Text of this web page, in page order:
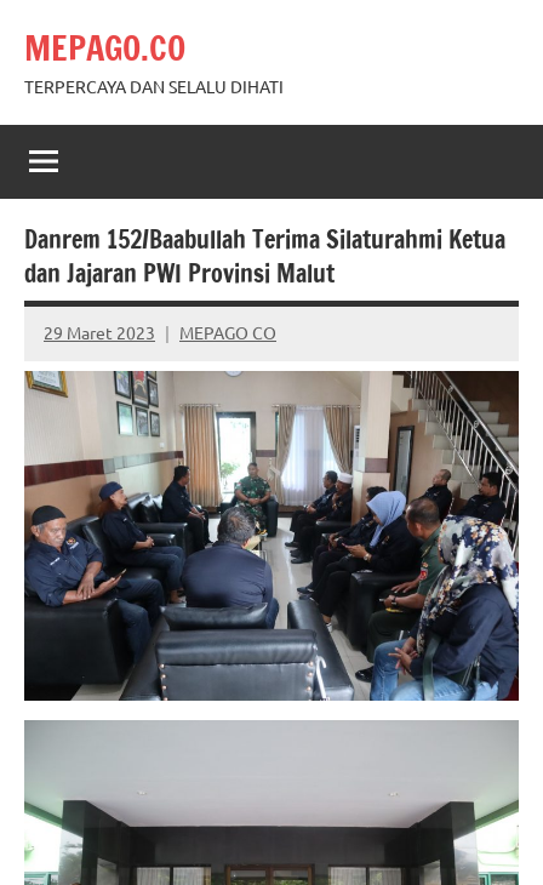
content
MEPAGO.CO
TERPERCAYA DAN SELALU DIHATI
Danrem 152/Baabullah Terima Silaturahmi Ketua
dan Jajaran PWI Provinsi Malut
29 Maret 2023 MEPAGO CO
No
comments